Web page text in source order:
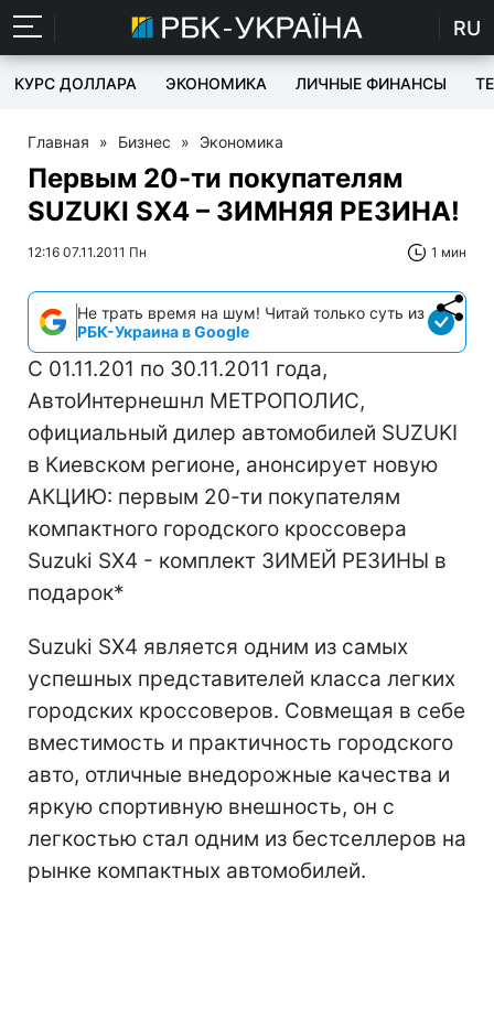
RU
КУРС ДОЛЛАРА ЭКОНОМИКА ЛИЧНЫЕ ФИНАНСЫ
Главная » Бизнес » Экономика
Первым 20-ти покупателям
SUZUKI SX4 – ЗИМНЯЯ РЕЗИНА!
12:16 07.11.2011 Пн 1 мин
Не трать время на шум! Читай только суть из
РБК-Украина в Google
С 01.11.201 по 30.11.2011 года,
АвтоИнтернешнл МЕТРОПОЛИС,
официальный дилер автомобилей SUZUKI
в Киевском регионе, анонсирует новую
АКЦИЮ: первым 20-ти покупателям
компактного городского кроссовера
Suzuki SХ4 - комплект ЗИМЕЙ РЕЗИНЫ в
подарок*
Suzuki SХ4 является одним из самых
успешных представителей класса легких
городских кроссоверов. Совмещая в себе
вместимость и практичность городского
авто, отличные внедорожные качества и
яркую спортивную внешность, он с
легкостью стал одним из бестселлеров на
рынке компактных автомобилей.